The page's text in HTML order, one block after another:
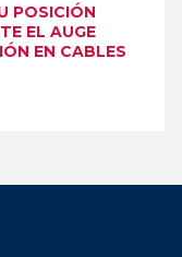
POSICIÓN
EL AUGE
EN CABLES